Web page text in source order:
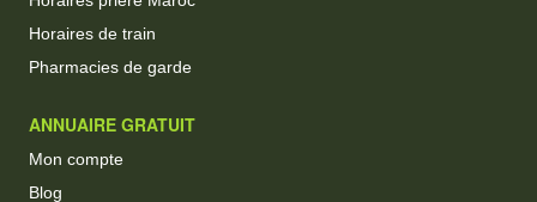
Horaires de train
Pharmacies de garde
ANNUAIRE GRATUIT
Mon compte
Blog